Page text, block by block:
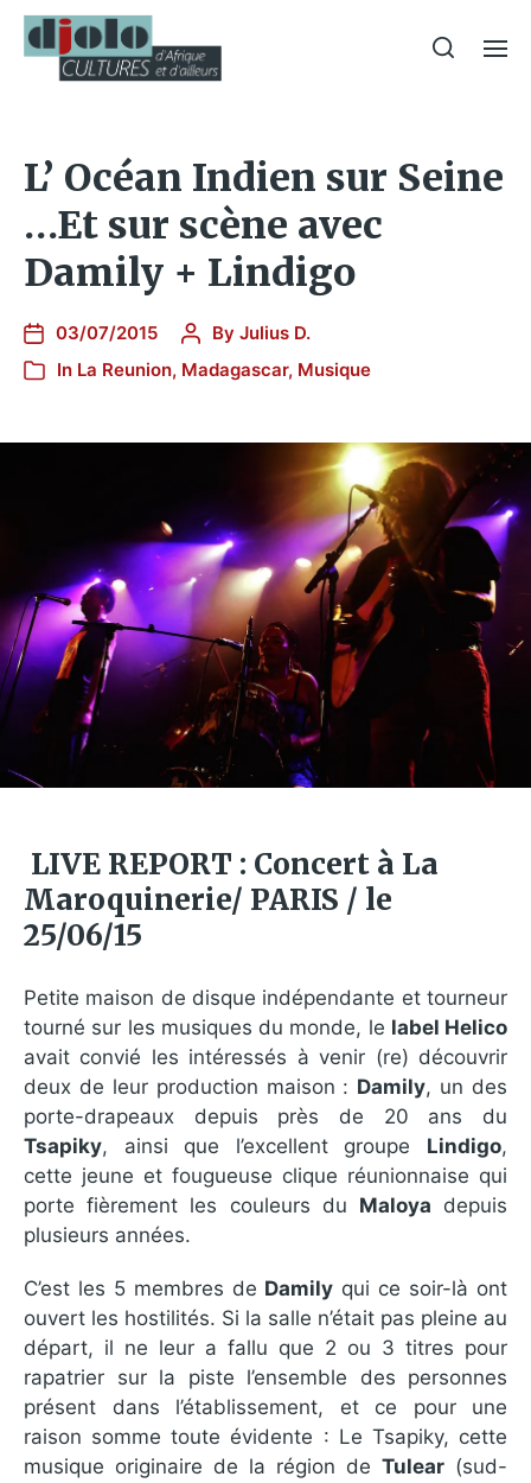
L’ Océan Indien sur Seine
…Et sur scène avec
Damily + Lindigo
03/07/2015 By Julius D.
In La Reunion, Madagascar, Musique
LIVE REPORT : Concert à La
Maroquinerie/ PARIS / le
25/06/15
Petite maison de disque indépendante et tourneur
tourné sur les musiques du monde, le label Helico
avait convié les intéressés à venir (re) découvrir
deux de leur production maison : Damily, un des
porte-drapeaux depuis près de 20 ans du
Tsapiky, ainsi que l’excellent groupe Lindigo,
cette jeune et fougueuse clique réunionnaise qui
porte fièrement les couleurs du Maloya depuis
plusieurs années.
C’est les 5 membres de Damily qui ce soir-là ont
ouvert les hostilités. Si la salle n’était pas pleine au
départ, il ne leur a fallu que 2 ou 3 titres pour
rapatrier sur la piste l’ensemble des personnes
présent dans l’établissement, et ce pour une
raison somme toute évidente : Le Tsapiky, cette
musique originaire de la région de Tulear (sud-